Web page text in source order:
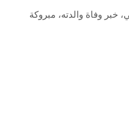
خبر وفاة والدته، مبروكة